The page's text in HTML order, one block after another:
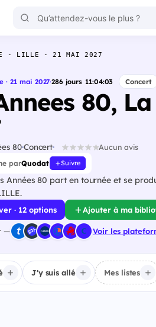
- LILLE - 21 MAI 2027
· 21 mai 2027·286 jours 11:04:02 Concert
80,
80Concert Aucun avis
parQuodat Suivre
Années 80 part en tournée et se
· 12 options Ajouter à ma
— Voir les
J'y suis allé Mes listes